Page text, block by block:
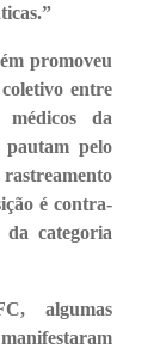
promoveu
entre
médicos da
pautam pelo
rastreamento
é contra-
da categoria
algumas